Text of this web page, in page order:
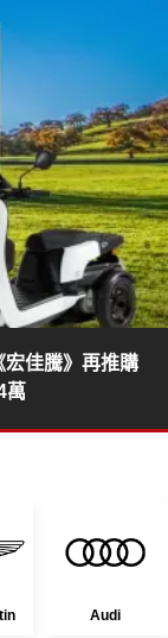
佳騰》再推購
萬
Audi